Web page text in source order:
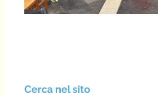
Cerca nel sito